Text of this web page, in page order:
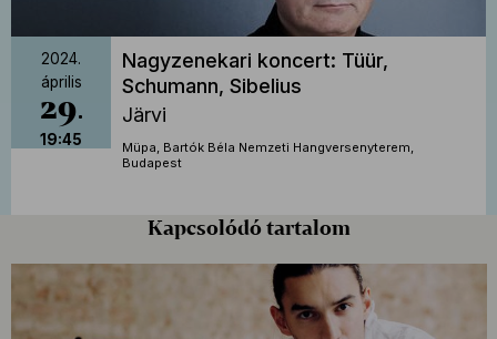
2024.
április
29
19:45
Nagyzenekari koncert: Tüür,
Schumann, Sibelius
Järvi
Müpa, Bartók Béla Nemzeti Hangversenyterem,
Budapest
Kapcsolódó tartalom